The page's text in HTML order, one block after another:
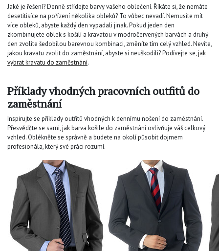
Jaké je řešení? Denně střídejte barvy vašeho oblečení. Říkáte si, že nemáte
desetitisíce na pořízení několika obleků? To vůbec nevadí. Nemusíte mít
více obleků, abyste každý den vypadali jinak. Pokud jeden den
zkombinujete oblek s košilí a kravatou v modročervených barvách a druhý
den zvolíte šedobílou barevnou kombinaci, změníte tím celý vzhled. Nevíte,
jakou kravatu zvolit do zaměstnání, abyste si neuškodili? Podívejte se,jak
vybrat kravatu do zaměstnání.
Příklady vhodných pracovních outfitů do
zaměstnání
Inspirujte se příklady outfitů vhodných k dennímu nošení do zaměstnání.
Přesvědčte se sami, jak barva košile do zaměstnání ovlivňuje váš celkový
vzhled. Oblékněte se správně a budete na okolí působit dojmem
profesionála, který své práci rozumí.